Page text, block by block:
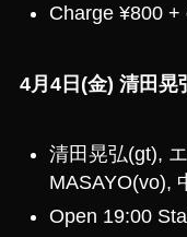
Charge ¥800 +
4月4日(金) 清田
清田晃弘(gt),
MASAYO(vo),
Open 19:00